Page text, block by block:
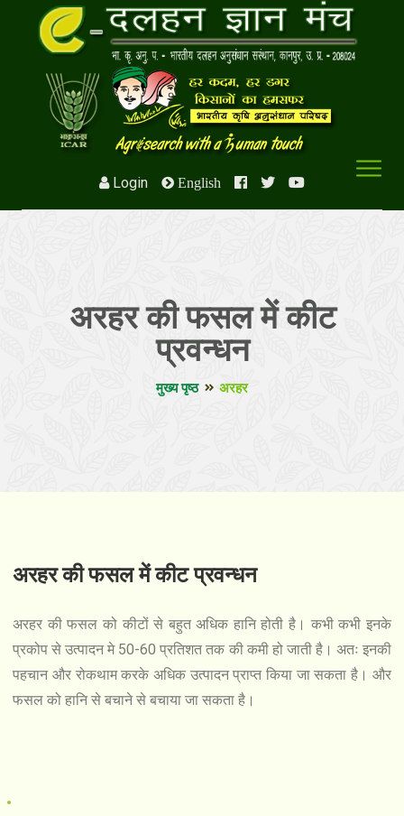
Login English
अरहर की फसल में कीट
प्रवन्धन
मुख्य पृष्ठ अरहर
अरहर की फसल में कीट प्रवन्धन
अरहर की फसल को कीटों से बहुत अधिक हानि होती है। कभी कभी इनके
प्रकोप से उत्पादन मे 50-60 प्रतिशत तक की कमी हो जाती है। अतः इनकी
पहचान और रोकथाम करके अधिक उत्पादन प्राप्त किया जा सकता है। और
फसल को हानि से बचाने से बचाया जा सकता है।